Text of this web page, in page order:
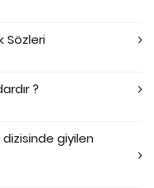
Sözleri
?
giyilen